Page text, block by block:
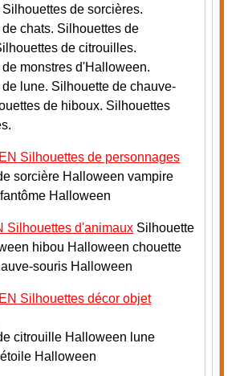
Silhouettes de sorcières.
chats. Silhouettes de
de citrouilles.
monstres d'Halloween.
lune. Silhouette de chauve-
de hiboux. Silhouettes
Silhouettes de personnages
sorcière Halloween vampire
Halloween
Silhouettes d'animaux Silhouette
hibou Halloween chouette
souris Halloween
Silhouettes décor objet
citrouille Halloween lune
Halloween